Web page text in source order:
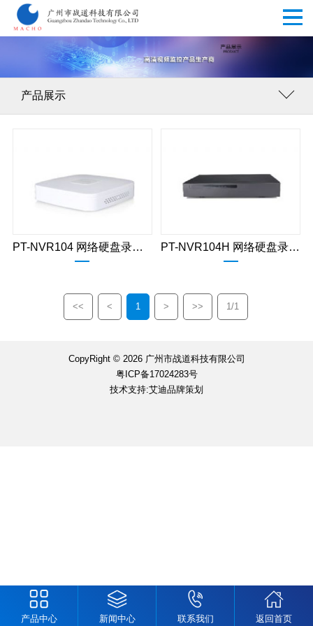
产品展示
PT-NVR104 网络硬盘录像机 PT-NVR104H 网络硬盘录像机
<< < 1 > >> 1/1
CopyRight © 2026 广州市战道科技有限公司
粤ICP备17024283号
技术支持:艾迪品牌策划
产品中心 新闻中心 联系我们 返回首页